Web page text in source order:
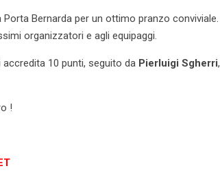
Bernarda per un ottimo pranzo conviviale.
organizzatori e agli equipaggi.
accredita 10 punti, seguito da Pierluigi Sgherri,
!